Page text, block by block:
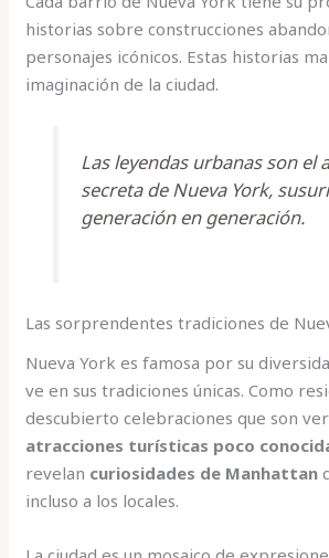
historias sobre construcciones
personajes icónicos. Estas historias
imaginación de la ciudad.
Las leyendas urbanas son el
secreta de Nueva York,
generación en generación.
Las sorprendentes tradiciones de
Nueva York es famosa por su
ve en sus tradiciones únicas. Como
descubierto celebraciones que son
atracciones turísticas poco
revelan curiosidades de Manhattan
incluso a los locales.